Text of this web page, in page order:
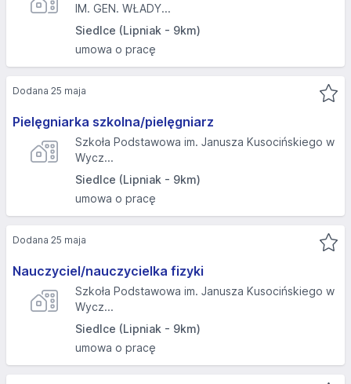
IM. GEN. WŁADY...
Siedlce (Lipniak - 9km)
umowa o pracę
Pielęgniarka szkolna/pielęgniarz
Szkoła Podstawowa im. Janusza Kusocińskiego w
Wycz...
Siedlce (Lipniak - 9km)
umowa o pracę
Dodana 25 maja
Nauczyciel/nauczycielka fizyki
Szkoła Podstawowa im. Janusza Kusocińskiego w
Wycz...
Siedlce (Lipniak - 9km)
umowa o pracę
Dodana 25 maja